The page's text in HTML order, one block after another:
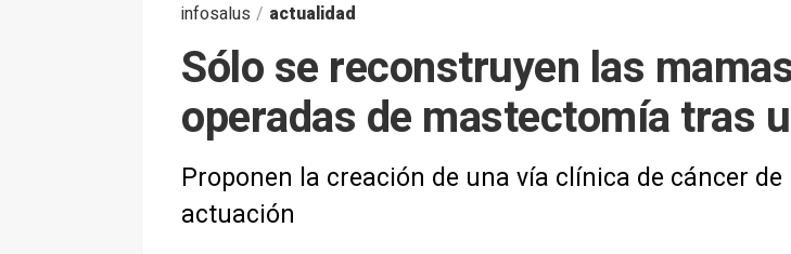
infosalus / actualidad
Sólo se reconstruyen las
operadas de mastectomía tras
Proponen la creación de una vía clínica de cáncer
actuación